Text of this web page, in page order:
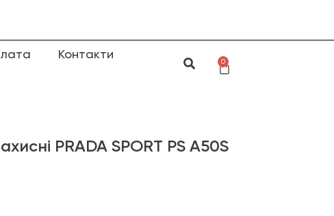
Контакти
0
PRADA SPORT PS A50S